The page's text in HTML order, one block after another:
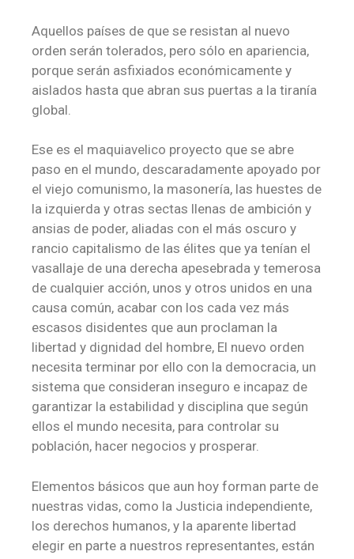
Aquellos países de que se resistan al nuevo
orden serán tolerados, pero sólo en apariencia,
porque serán asfixiados económicamente y
aislados hasta que abran sus puertas a la tiranía
global.
Ese es el maquiavelico proyecto que se abre
paso en el mundo, descaradamente apoyado por
el viejo comunismo, la masonería, las huestes de
la izquierda y otras sectas llenas de ambición y
ansias de poder, aliadas con el más oscuro y
rancio capitalismo de las élites que ya tenían el
vasallaje de una derecha apesebrada y temerosa
de cualquier acción, unos y otros unidos en una
causa común, acabar con los cada vez más
escasos disidentes que aun proclaman la
libertad y dignidad del hombre, El nuevo orden
necesita terminar por ello con la democracia, un
sistema que consideran inseguro e incapaz de
garantizar la estabilidad y disciplina que según
ellos el mundo necesita, para controlar su
población, hacer negocios y prosperar.
Elementos básicos que aun hoy forman parte de
nuestras vidas, como la Justicia independiente,
los derechos humanos, y la aparente libertad
elegir en parte a nuestros representantes, están